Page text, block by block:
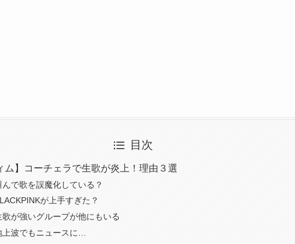
目次
ム】コーチェラで生歌が炎上！理由３選
で歌を誤魔化している？
が上手すぎた？
が強いグループが他にもいる
波でもニュースに…